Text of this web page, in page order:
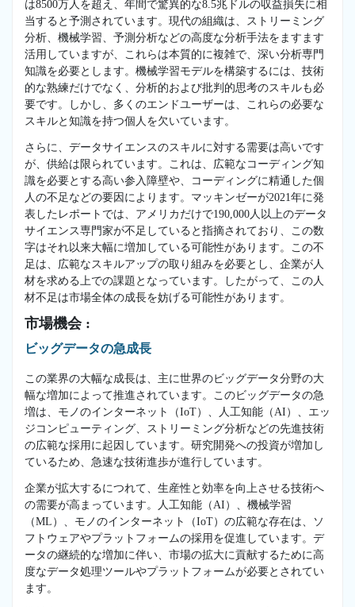
は8500万人を超え、年間で驚異的な8.5兆ドルの収益損失に相
当すると予測されています。現代の組織は、ストリーミング
分析、機械学習、予測分析などの高度な分析手法をますます
活用していますが、これらは本質的に複雑で、深い分析専門
知識を必要とします。機械学習モデルを構築するには、技術
的な熟練だけでなく、分析的および批判的思考のスキルも必
要です。しかし、多くのエンドユーザーは、これらの必要な
スキルと知識を持つ個人を欠いています。
さらに、データサイエンスのスキルに対する需要は高いです
が、供給は限られています。これは、広範なコーディング知
識を必要とする高い参入障壁や、コーディングに精通した個
人の不足などの要因によります。マッキンゼーが2021年に発
表したレポートでは、アメリカだけで190,000人以上のデータ
サイエンス専門家が不足していると指摘されており、この数
字はそれ以来大幅に増加している可能性があります。この不
足は、広範なスキルアップの取り組みを必要とし、企業が人
材を求める上での課題となっています。したがって、この人
材不足は市場全体の成長を妨げる可能性があります。
市場機会 :
ビッグデータの急成長
この業界の大幅な成長は、主に世界のビッグデータ分野の大
幅な増加によって推進されています。このビッグデータの急
増は、モノのインターネット（IoT）、人工知能（AI）、エッ
ジコンピューティング、ストリーミング分析などの先進技術
の広範な採用に起因しています。研究開発への投資が増加し
ているため、急速な技術進歩が進行しています。
企業が拡大するにつれて、生産性と効率を向上させる技術へ
の需要が高まっています。人工知能（AI）、機械学習
（ML）、モノのインターネット（IoT）の広範な存在は、ソ
フトウェアやプラットフォームの採用を促進しています。デ
ータの継続的な増加に伴い、市場の拡大に貢献するために高
度なデータ処理ツールやプラットフォームが必要とされてい
ます。